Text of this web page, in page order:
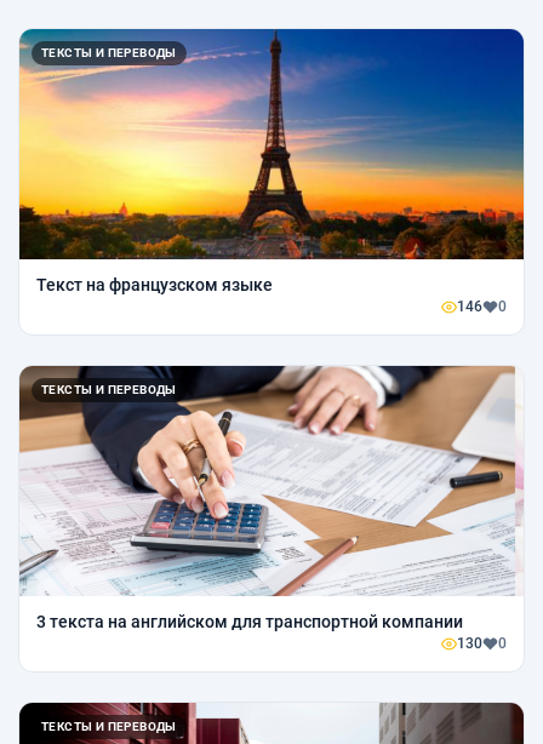
ТЕКСТЫ И ПЕРЕВОДЫ
Текст на французском языке
146 0
ТЕКСТЫ И ПЕРЕВОДЫ
3 текста на английском для транспортной компании
130 0
ТЕКСТЫ И ПЕРЕВОДЫ